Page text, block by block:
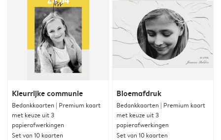
Kleurrijke communie
Bedankkaarten | Premium kaart
met keuze uit 3
papierafwerkingen
Set van 10 kaarten
Bloemafdruk
Bedankkaarten | Premium kaart
met keuze uit 3
papierafwerkingen
Set van 10 kaarten